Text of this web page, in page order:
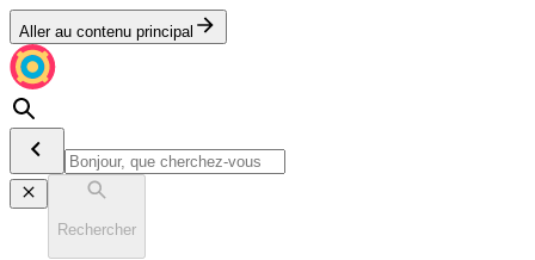
Aller au contenu principal
Rechercher